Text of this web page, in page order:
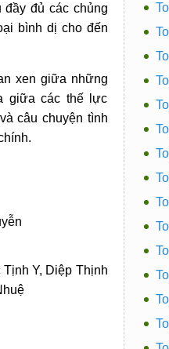
đủ các chủng
bình dị cho đến
xen giữa những
giữa các thế lực
câu chuyện tình
Y, Diệp Thịnh